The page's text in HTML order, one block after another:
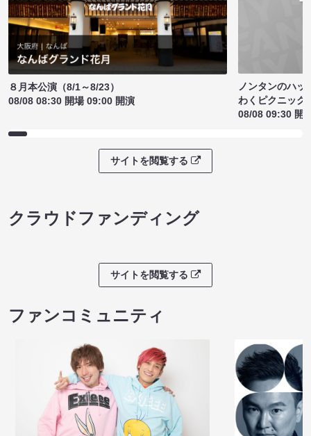
８月本公演（8/1～8/23）
08/08 08:30 開場 09:00 開演
ノンタンのハッ
わくピクニック
08/08 09:30 開
サイトを閲覧する
クラウドファンディング
サイトを閲覧する
ファンコミュニティ